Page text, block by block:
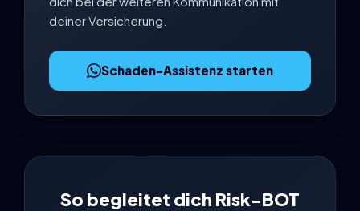
deiner Versicherung.
Schaden-Assistenz starten
So begleitet dich Risk-BOT